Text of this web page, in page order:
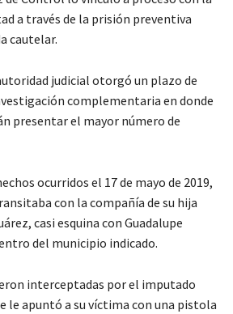
a través de la prisión preventiva
cautelar.
judicial otorgó un plazo de
complementaria en donde
presentar el mayor número de
ocurridos el 17 de mayo de 2019,
con la compañía de su hija
casi esquina con Guadalupe
del municipio indicado.
interceptadas por el imputado
le apuntó a su víctima con una pistola